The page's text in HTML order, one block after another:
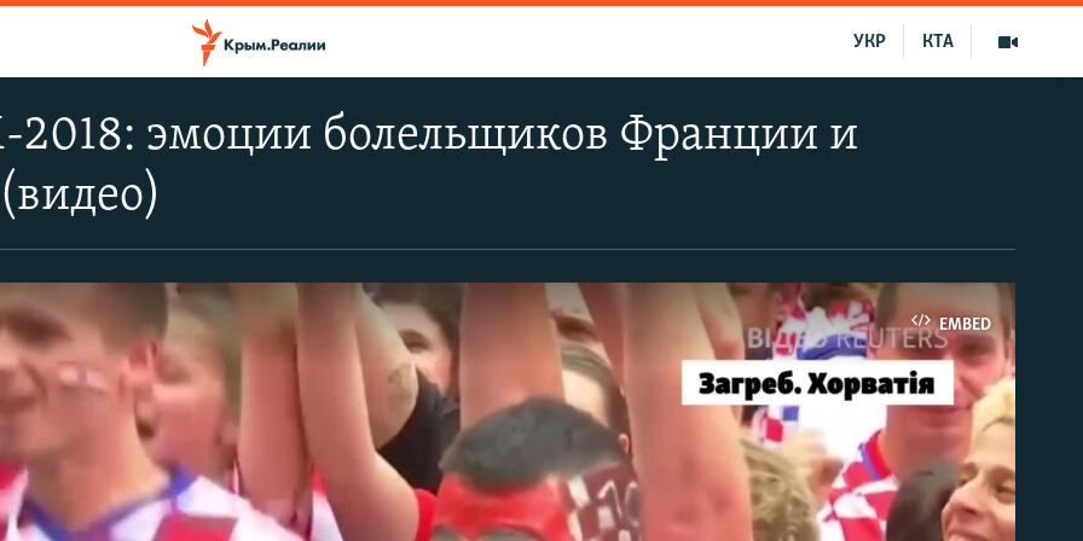
КТА
УКР
эмоции болельщиков Франции и
EMBED